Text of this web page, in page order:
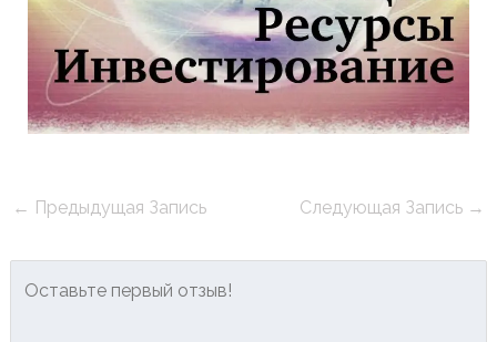
← Предыдущая Запись Следующая Запись →